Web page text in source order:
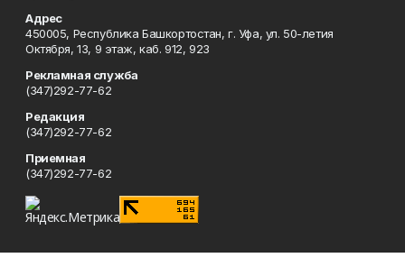
Адрес
450005, Республика Башкортостан, г. Уфа, ул. 50-летия
Октября, 13, 9 этаж, каб. 912, 923
Рекламная служба
(347)292-77-62
Редакция
(347)292-77-62
Приемная
(347)292-77-62